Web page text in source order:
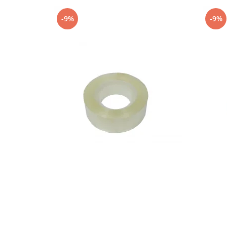
-9% -9%